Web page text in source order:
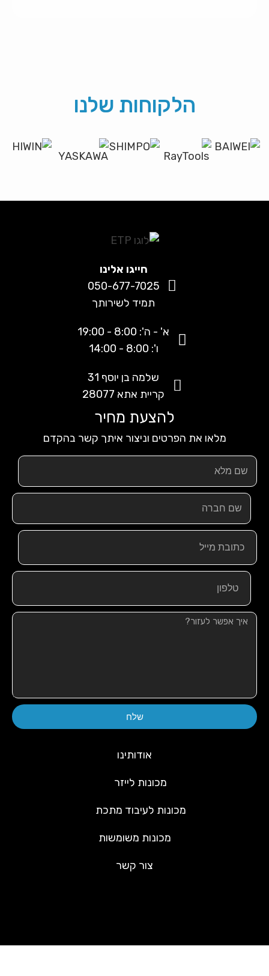
הלקוחות שלנו
אודותינו
מכונות לייזר
מכונות לעיבוד מתכת
מכונות משומשות
צור קשר
להצעת מחיר
מלאו את הפרטים וניצור איתך קשר בהקדם
שלח
חייגו אלינו
050-677-7025
תמיד לשירותך
א' - ה': 8:00 - 19:00
ו': 8:00 - 14:00
שלמה בן יוסף 31
קריית אתא 28077